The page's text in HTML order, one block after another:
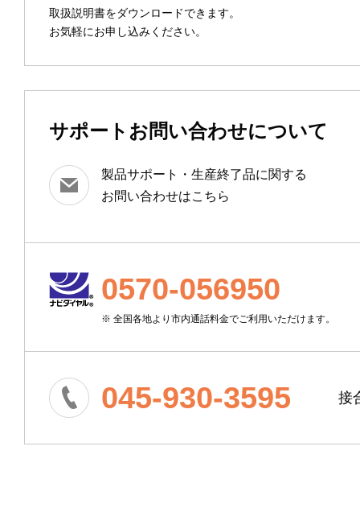
取扱説明書をダウンロードできます。
お気軽にお申し込みください。
サポートお問い合わせについて
製品サポート・生産終了品に関する
お問い合わせはこちら
0570-056950
※ 全国各地より市内通話料金でご利用いただけます。
045-930-3595 接